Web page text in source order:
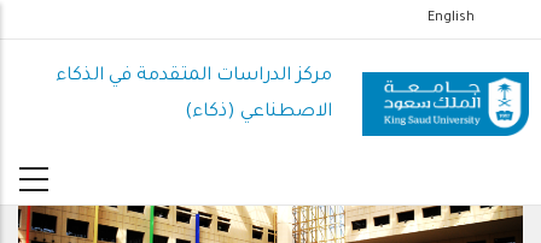
إلى
المحتوى
الرئيسي
English
مركز الدراسات المتقدمة في الذكاء
الاصطناعي (ذكاء)